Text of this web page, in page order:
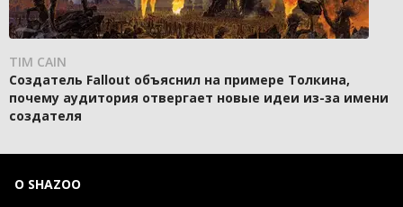
TIM CAIN
Создатель Fallout объяснил на примере Толкина,
почему аудитория отвергает новые идеи из-за имени
создателя
О SHAZOO